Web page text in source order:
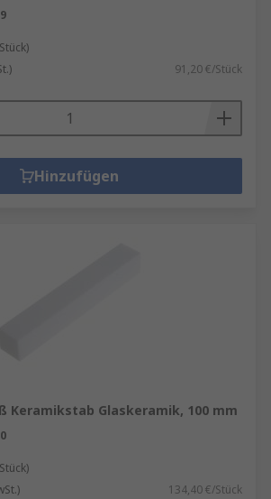
91,20 €/Stück
Hinzufügen
Keramikstab Glaskeramik, 100 mm
134,40 €/Stück